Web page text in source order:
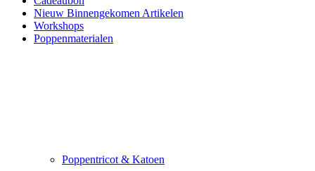
Nieuw Binnengekomen Artikelen
Workshops
Poppenmaterialen
Poppentricot & Katoen